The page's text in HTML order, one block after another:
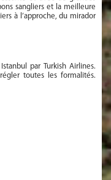
sangliers et la meilleure
à l’approche, du mirador
par Turkish Airlines.
toutes les formalités.